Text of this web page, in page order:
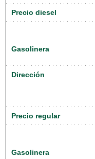
Precio diesel
Gasolinera
Dirección
Precio regular
Gasolinera